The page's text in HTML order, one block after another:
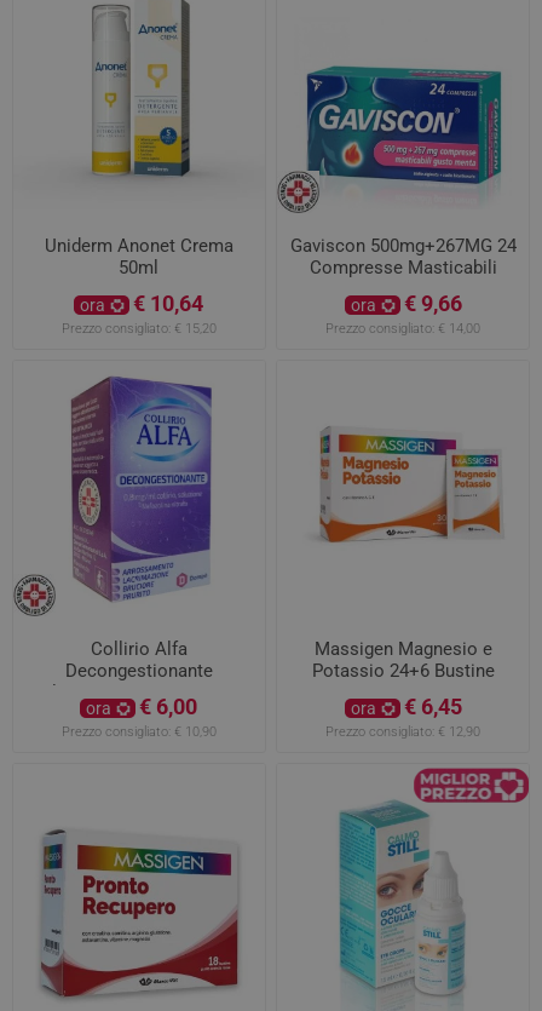
Uniderm Anonet Crema
50ml
ora € 10,64
Prezzo consigliato: € 15,20
Gaviscon 500mg+267MG 24
Compresse Masticabili
ora € 9,66
Prezzo consigliato: € 14,00
Collirio Alfa
Decongestionante
Flaconcino Contagocce
10ml 0,8mg/ml
ora € 6,00
Prezzo consigliato: € 10,90
Massigen Magnesio e
Potassio 24+6 Bustine
ora € 6,45
Prezzo consigliato: € 12,90